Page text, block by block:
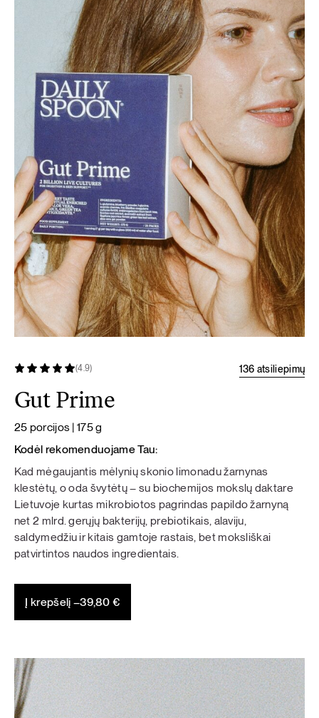
(4.9) 136 atsiliepimų
Gut Prime
25 porcijos | 175 g
Kodėl rekomenduojame Tau:
Kad mėgaujantis mėlynių skonio limonadu žarnynas
klestėtų, o oda švytėtų – su biochemijos mokslų daktare
Lietuvoje kurtas mikrobiotos pagrindas papildo žarnyną
net 2 mlrd. gerųjų bakterijų, prebiotikais, alaviju,
saldymedžiu ir kitais gamtoje rastais, bet moksliškai
patvirtintos naudos ingredientais.
Į krepšelį –39,80€